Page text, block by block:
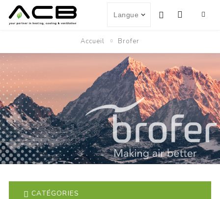
Accueil Brofer
CATÉGORIES